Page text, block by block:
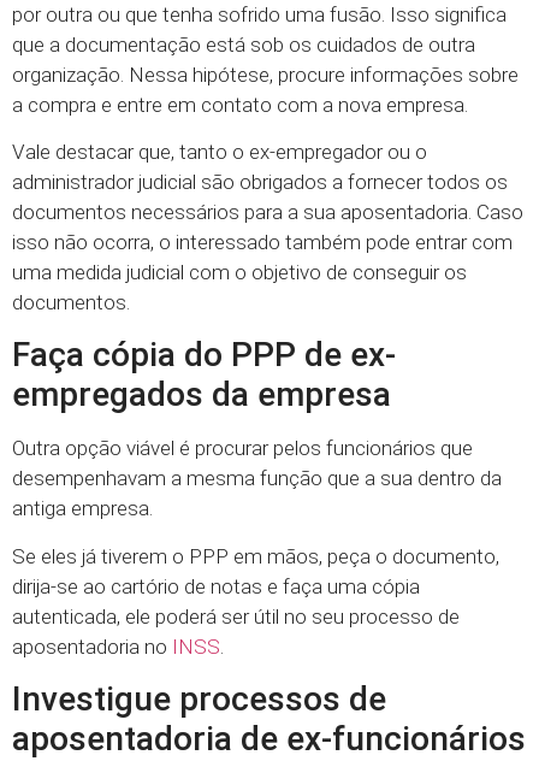
por outra ou que tenha sofrido uma fusão. Isso significa
que a documentação está sob os cuidados de outra
organização. Nessa hipótese, procure informações sobre
a compra e entre em contato com a nova empresa.
Vale destacar que, tanto o ex-empregador ou o
administrador judicial são obrigados a fornecer todos os
documentos necessários para a sua aposentadoria. Caso
isso não ocorra, o interessado também pode entrar com
uma medida judicial com o objetivo de conseguir os
documentos.
Faça cópia do PPP de ex-
empregados da empresa
Outra opção viável é procurar pelos funcionários que
desempenhavam a mesma função que a sua dentro da
antiga empresa.
Se eles já tiverem o PPP em mãos, peça o documento,
dirija-se ao cartório de notas e faça uma cópia
autenticada, ele poderá ser útil no seu processo de
aposentadoria no INSS
Investigue processos de
aposentadoria de ex-funcionários